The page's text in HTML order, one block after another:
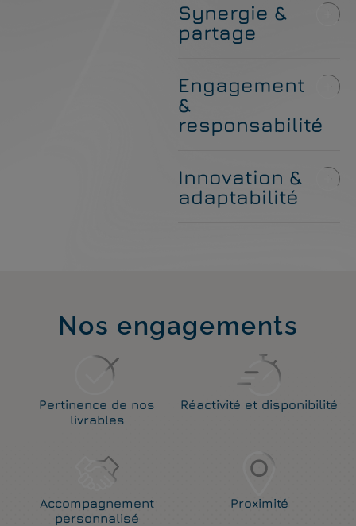
Synergie &
partage
Engagement
&
responsabilité
Innovation &
adaptabilité
Nos engagements
Pertinence de nos
livrables
Réactivité et disponibilité
Accompagnement
personnalisé
Proximité